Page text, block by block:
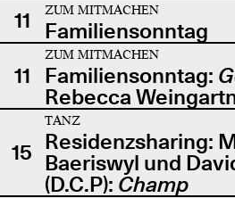
11
ZUM MITMACHEN
Familiensonntag
11
ZUM MITMACHEN
Familiensonntag:
Rebecca
15
TANZ
Residenzsharing:
Baeriswyl und
(D.C.P): Champ